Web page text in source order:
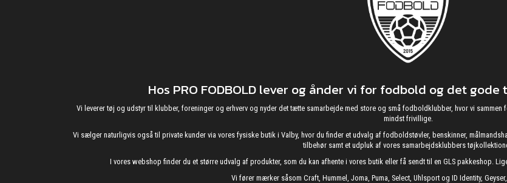
Hos PRO FODBOLD lever og ånder vi for fodbold og det
Vi leverer tøj og udstyr til klubber, foreninger og erhverv og nyder det tætte samarbejde med store og små fodboldklubber, hvor vi
mindst frivillige.
Vi sælger naturligvis også til private kunder via vores fysiske butik i Valby, hvor du finder et udvalg af fodboldstøvler, benskinner,
tilbehør samt et udpluk af vores samarbejdsklubbers
I vores webshop finder du et større udvalg af produkter, som du kan afhente i vores butik eller få sendt til en GLS pakkeshop.
Vi fører mærker såsom Craft, Hummel, Joma, Puma, Select, Uhlsport og ID Identity,